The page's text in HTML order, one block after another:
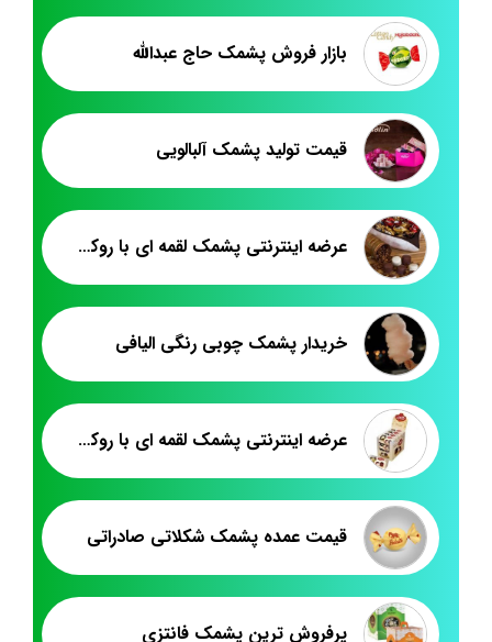
بازار فروش پشمک حاج عبدالله
قیمت تولید پشمک آلبالویی
عرضه اینترنتی پشمک لقمه ای با روکش شیری
خریدار پشمک چوبی رنگی الیافی
عرضه اینترنتی پشمک لقمه ای با روکش کاکائویی
قیمت عمده پشمک شکلاتی صادراتی
پرفروش ترین پشمک فانتزی